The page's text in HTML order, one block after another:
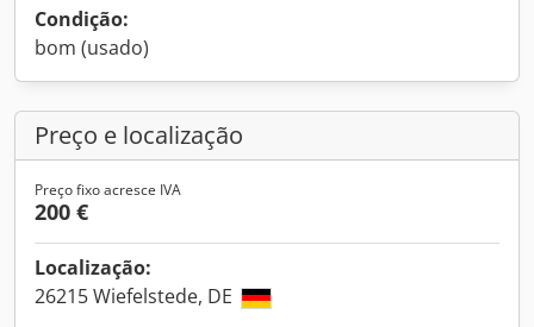
Condição:
bom (usado)
Preço e localização
Preço fixo acresce IVA
200 €
Localização:
26215 Wiefelstede, DE